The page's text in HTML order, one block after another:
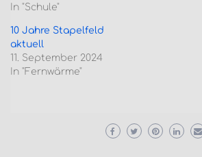
In "Schule"
10 Jahre Stapelfeld
aktuell
11. September 2024
In "Fernwärme"